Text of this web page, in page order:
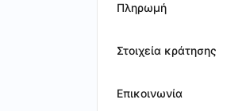
Πληρωμή
Στοιχεία κράτησης
Επικοινωνία